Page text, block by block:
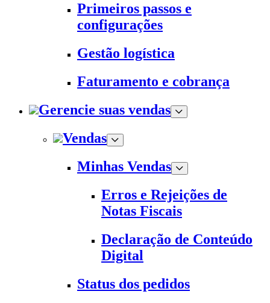
Primeiros passos e
configurações
Gestão logística
Faturamento e cobrança
Gerencie suas vendas
Vendas
Minhas Vendas
Erros e Rejeições de
Notas Fiscais
Declaração de Conteúdo
Digital
Status dos pedidos